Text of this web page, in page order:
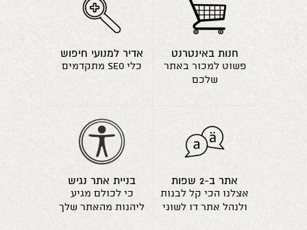
חנות באינטרנט
פשוט למכור באתר
שלכם
אדיר למנועי חיפוש
כלי seo מתקדמים
אתר ב-2 שפות
אצלנו הכי קל לבנות
ולנהל אתר דו לשוני
בניית אתר נגיש
כי לכולם מגיע
ליהנות מהאתר שלך